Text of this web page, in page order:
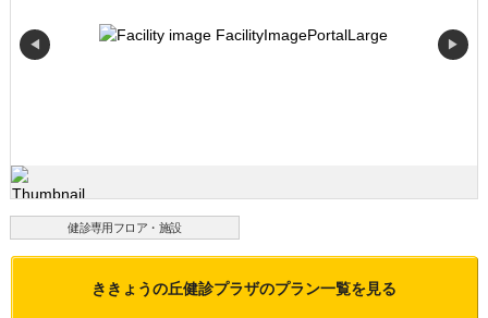
◀ ▶
健診専用フロア・施設
ききょうの丘健診プラザのプラン一覧を見る